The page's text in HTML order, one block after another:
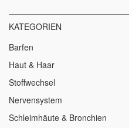
KATEGORIEN
Barfen
Haut & Haar
Stoffwechsel
Nervensystem
Schleimhäute & Bronchien